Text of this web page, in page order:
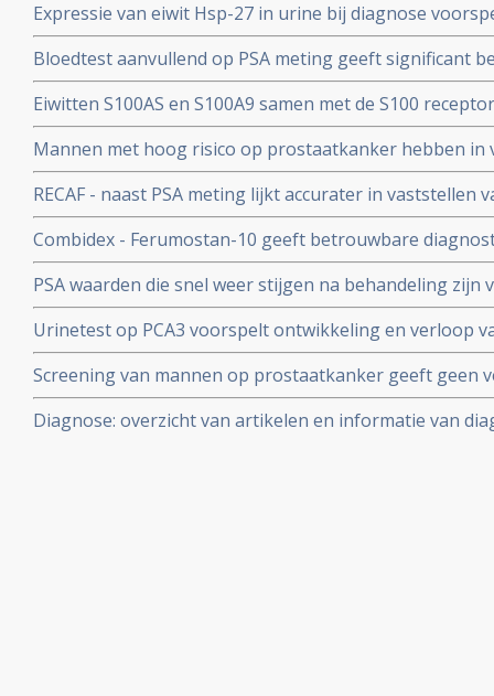
Expressie van eiwit Hsp-27 in urine bij diagnose
prostaatkanker en kan wel of niet behandelen bepalen.
Bloedtest aanvullend op PSA meting geeft significant
vaststellen van prostaatkanker.
Eiwitten S100AS en S100A9 samen met de S100
diagnose beginnende prostaatkanker
Mannen met hoog risico op prostaatkanker hebben in
'normale' PSA waarden. Andere diagnose techieken
prostaatkanker.
RECAF - naast PSA meting lijkt accurater in vaststellen
Combidex - Ferumostan-10 geeft betrouwbare
procent) bij wel of niet uitzaaiingen bij prostaatkanker
geeft goedkeuring
PSA waarden die snel weer stijgen na behandeling zijn
prognoses bij prostaatkanker
Urinetest op PCA3 voorspelt ontwikkeling en verloop
nauwkeuriger dan PSA test zelf. Ook kan de uitslag
voorkomen en de agressiviteit voorspellen.
gemeten waarden
Screening van mannen op prostaatkanker geeft geen
succes van eerder behandelen en overall overleving
van overbehandeling blijkt uit groot
Diagnose: overzicht van artikelen en informatie van